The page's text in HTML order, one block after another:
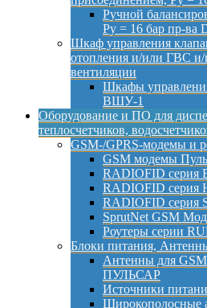
Ручной
Py = 16 бар пр-ва
Шкаф управления
отопления и/или ГВС
вентиляции
Шкафы
ВШУ-1
Оборудование и ПО для
теплосчетчиков,
GSM-/GPRS-модемы и
GSM модемы
RADIOFID серия
RADIOFID серия
RADIOFID серия
SprutNet GSM
Роутеры серии
Блоки питания,
Антенны для
ПУЛЬСАР
Источники
Широкополосные